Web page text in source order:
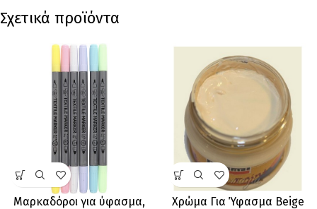
Σχετικά προϊόντα
Μαρκαδόροι για ύφασμα,
Χρώμα Για Ύφασμα Beige